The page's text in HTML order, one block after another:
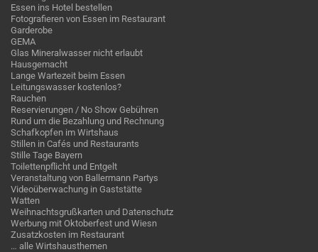
Essen ins Hotel bestellen
Fotografieren von Essen im Restaurant
Garderobe
GEMA
Glas Mineralwasser nicht erlaubt
Hausgemacht
Lange Wartezeit beim Essen
Leitungswasser kostenlos?
Rauchen
Reservierungen / No Show Gebühren
Rund um die Bezahlung und Rechnung
Schafkopfen im Wirtshaus
Stillen in Cafés und Restaurants
Stille Tage Bayern
Toilettenpflicht und Entgelt
Veranstaltung von Ballermann Partys
Videoüberwachung in Gaststätte
Watten
Weihnachtsgrußkarten und Datenschutz
Werbung mit Oktoberfest und Wiesn
Zusatzkosten im Restaurant
… alle Wirtshausthemen